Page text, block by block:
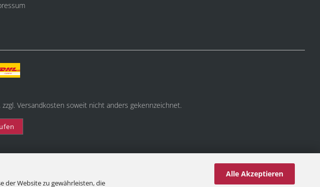
der Website zu gewährleisten, die
Alle Akzeptieren
Versandkosten soweit nicht anders gekennzeichnet.